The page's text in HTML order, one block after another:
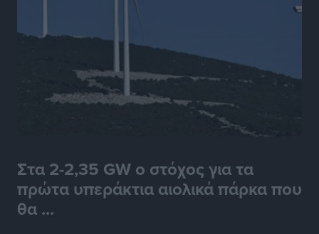
Στα 2-2,35 GW ο στόχος για τα
πρώτα υπεράκτια αιολικά πάρκα που
θα ...